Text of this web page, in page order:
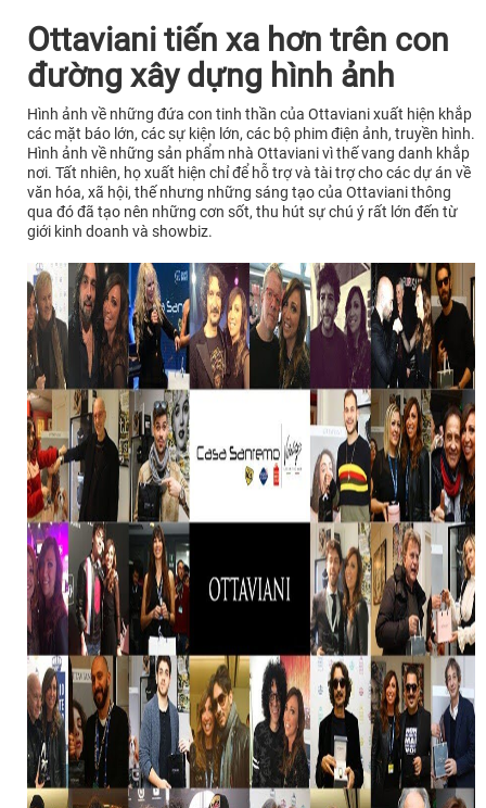
Ottaviani tiến xa hơn trên con
đường xây dựng hình ảnh
Hình ảnh về những đứa con tinh thần của Ottaviani xuất hiện khắp
các mặt báo lớn, các sự kiện lớn, các bộ phim điện ảnh, truyền hình.
Hình ảnh về những sản phẩm nhà Ottaviani vì thế vang danh khắp
nơi. Tất nhiên, họ xuất hiện chỉ để hỗ trợ và tài trợ cho các dự án về
văn hóa, xã hội, thế nhưng những sáng tạo của Ottaviani thông
qua đó đã tạo nên những cơn sốt, thu hút sự chú ý rất lớn đến từ
giới kinh doanh và showbiz.